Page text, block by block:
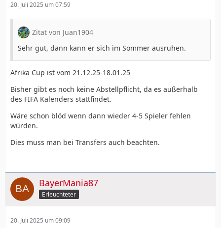
20. Juli 2025 um 07:59
Zitat von Juan1904
Sehr gut, dann kann er sich im Sommer ausruhen.
Afrika Cup ist vom 21.12.25-18.01.25
Bisher gibt es noch keine Abstellpflicht, da es außerhalb
des FIFA Kalenders stattfindet.
Wäre schon blöd wenn dann wieder 4-5 Spieler fehlen
würden.
Dies muss man bei Transfers auch beachten.
BayerMania87
Erleuchteter
20. Juli 2025 um 09:09